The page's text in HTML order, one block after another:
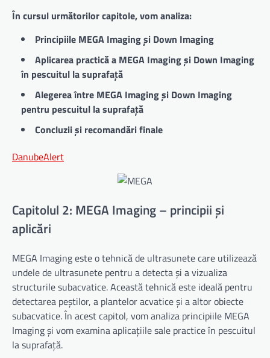
În cursul următorilor capitole, vom analiza:
Principiile MEGA Imaging și Down Imaging
Aplicarea practică a MEGA Imaging și Down Imaging
în pescuitul la suprafață
Alegerea între MEGA Imaging și Down Imaging
pentru pescuitul la suprafață
Concluzii și recomandări finale
DanubeAlert
Capitolul 2: MEGA Imaging – principii și
aplicări
MEGA Imaging este o tehnică de ultrasunete care utilizează
undele de ultrasunete pentru a detecta și a vizualiza
structurile subacvatice. Această tehnică este ideală pentru
detectarea peștilor, a plantelor acvatice și a altor obiecte
subacvatice. În acest capitol, vom analiza principiile MEGA
Imaging și vom examina aplicațiile sale practice în pescuitul
la suprafață.